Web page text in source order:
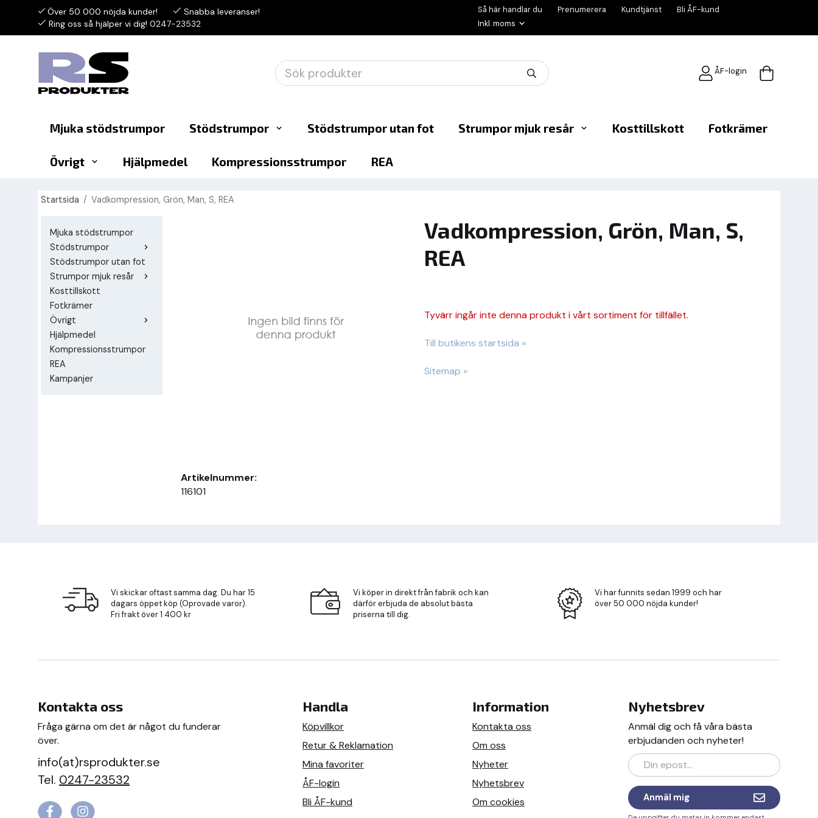
Över 50 000 nöjda kunder!
Snabba leveranser!
Ring oss så hjälper vi dig! 0247-23532
Så här handlar du Prenumerera Kundtjänst Bli ÅF-kund
ÅF-login
Mjuka stödstrumpor Stödstrumpor Stödstrumpor utan fot Strumpor mjuk resår Kosttillskott Fotkrämer
Övrigt Hjälpmedel Kompressionsstrumpor REA
Startsida / Vadkompression, Grön, Man, S, REA
Mjuka stödstrumpor
Stödstrumpor
Stödstrumpor utan fot
Strumpor mjuk resår
Kosttillskott
Fotkrämer
Övrigt
Hjälpmedel
Kompressionsstrumpor
REA
Kampanjer
Vadkompression, Grön, Man, S,
REA
Tyvärr ingår inte denna produkt i vårt sortiment för tillfället.
Till butikens startsida »
Sitemap »
Artikelnummer:
116101
Vi skickar oftast samma dag. Du har 15
dagars öppet köp (Oprovade varor).
Fri frakt över 1 400 kr
Vi köper in direkt från fabrik och kan
därför erbjuda de absolut bästa
priserna till dig.
Vi har funnits sedan 1999 och har
över 50 000 nöjda kunder!
Kontakta oss
Fråga gärna om det är något du funderar
över.
info(at)rsprodukter.se
Tel. 0247-23532
Handla
Köpvillkor
Retur & Reklamation
Mina favoriter
ÅF-login
Bli ÅF-kund
Information
Kontakta oss
Om oss
Nyheter
Nyhetsbrev
Om cookies
Nyhetsbrev
Anmäl dig och få våra bästa
erbjudanden och nyheter!
Anmäl mig